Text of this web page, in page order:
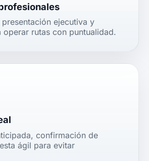
ejecutiva y
operar rutas con puntualidad.
confirmación de
ágil para evitar